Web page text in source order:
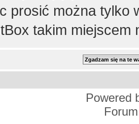
prosić można tylko
takim miejscem
Powered